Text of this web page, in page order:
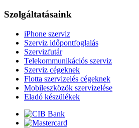
Szolgáltatásaink
iPhone szerviz
Szerviz időpontfoglalás
Szervizfutár
Telekommunikációs szerviz
Szerviz cégeknek
Flotta szervizelés cégeknek
Mobileszközök szervizelése
Eladó készülékek